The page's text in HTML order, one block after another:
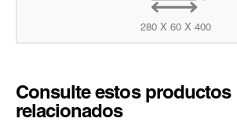
280 X 60 X 400
Consulte estos productos
relacionados